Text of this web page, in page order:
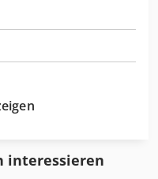
interessieren